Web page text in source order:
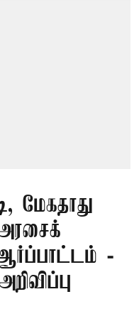
மேகதாது
ஆர்ப்பாட்டம் -